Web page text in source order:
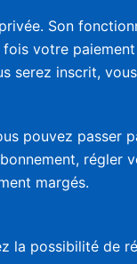
Son
votre
serez inscrit,
pouvez
margés.
la possibilité de